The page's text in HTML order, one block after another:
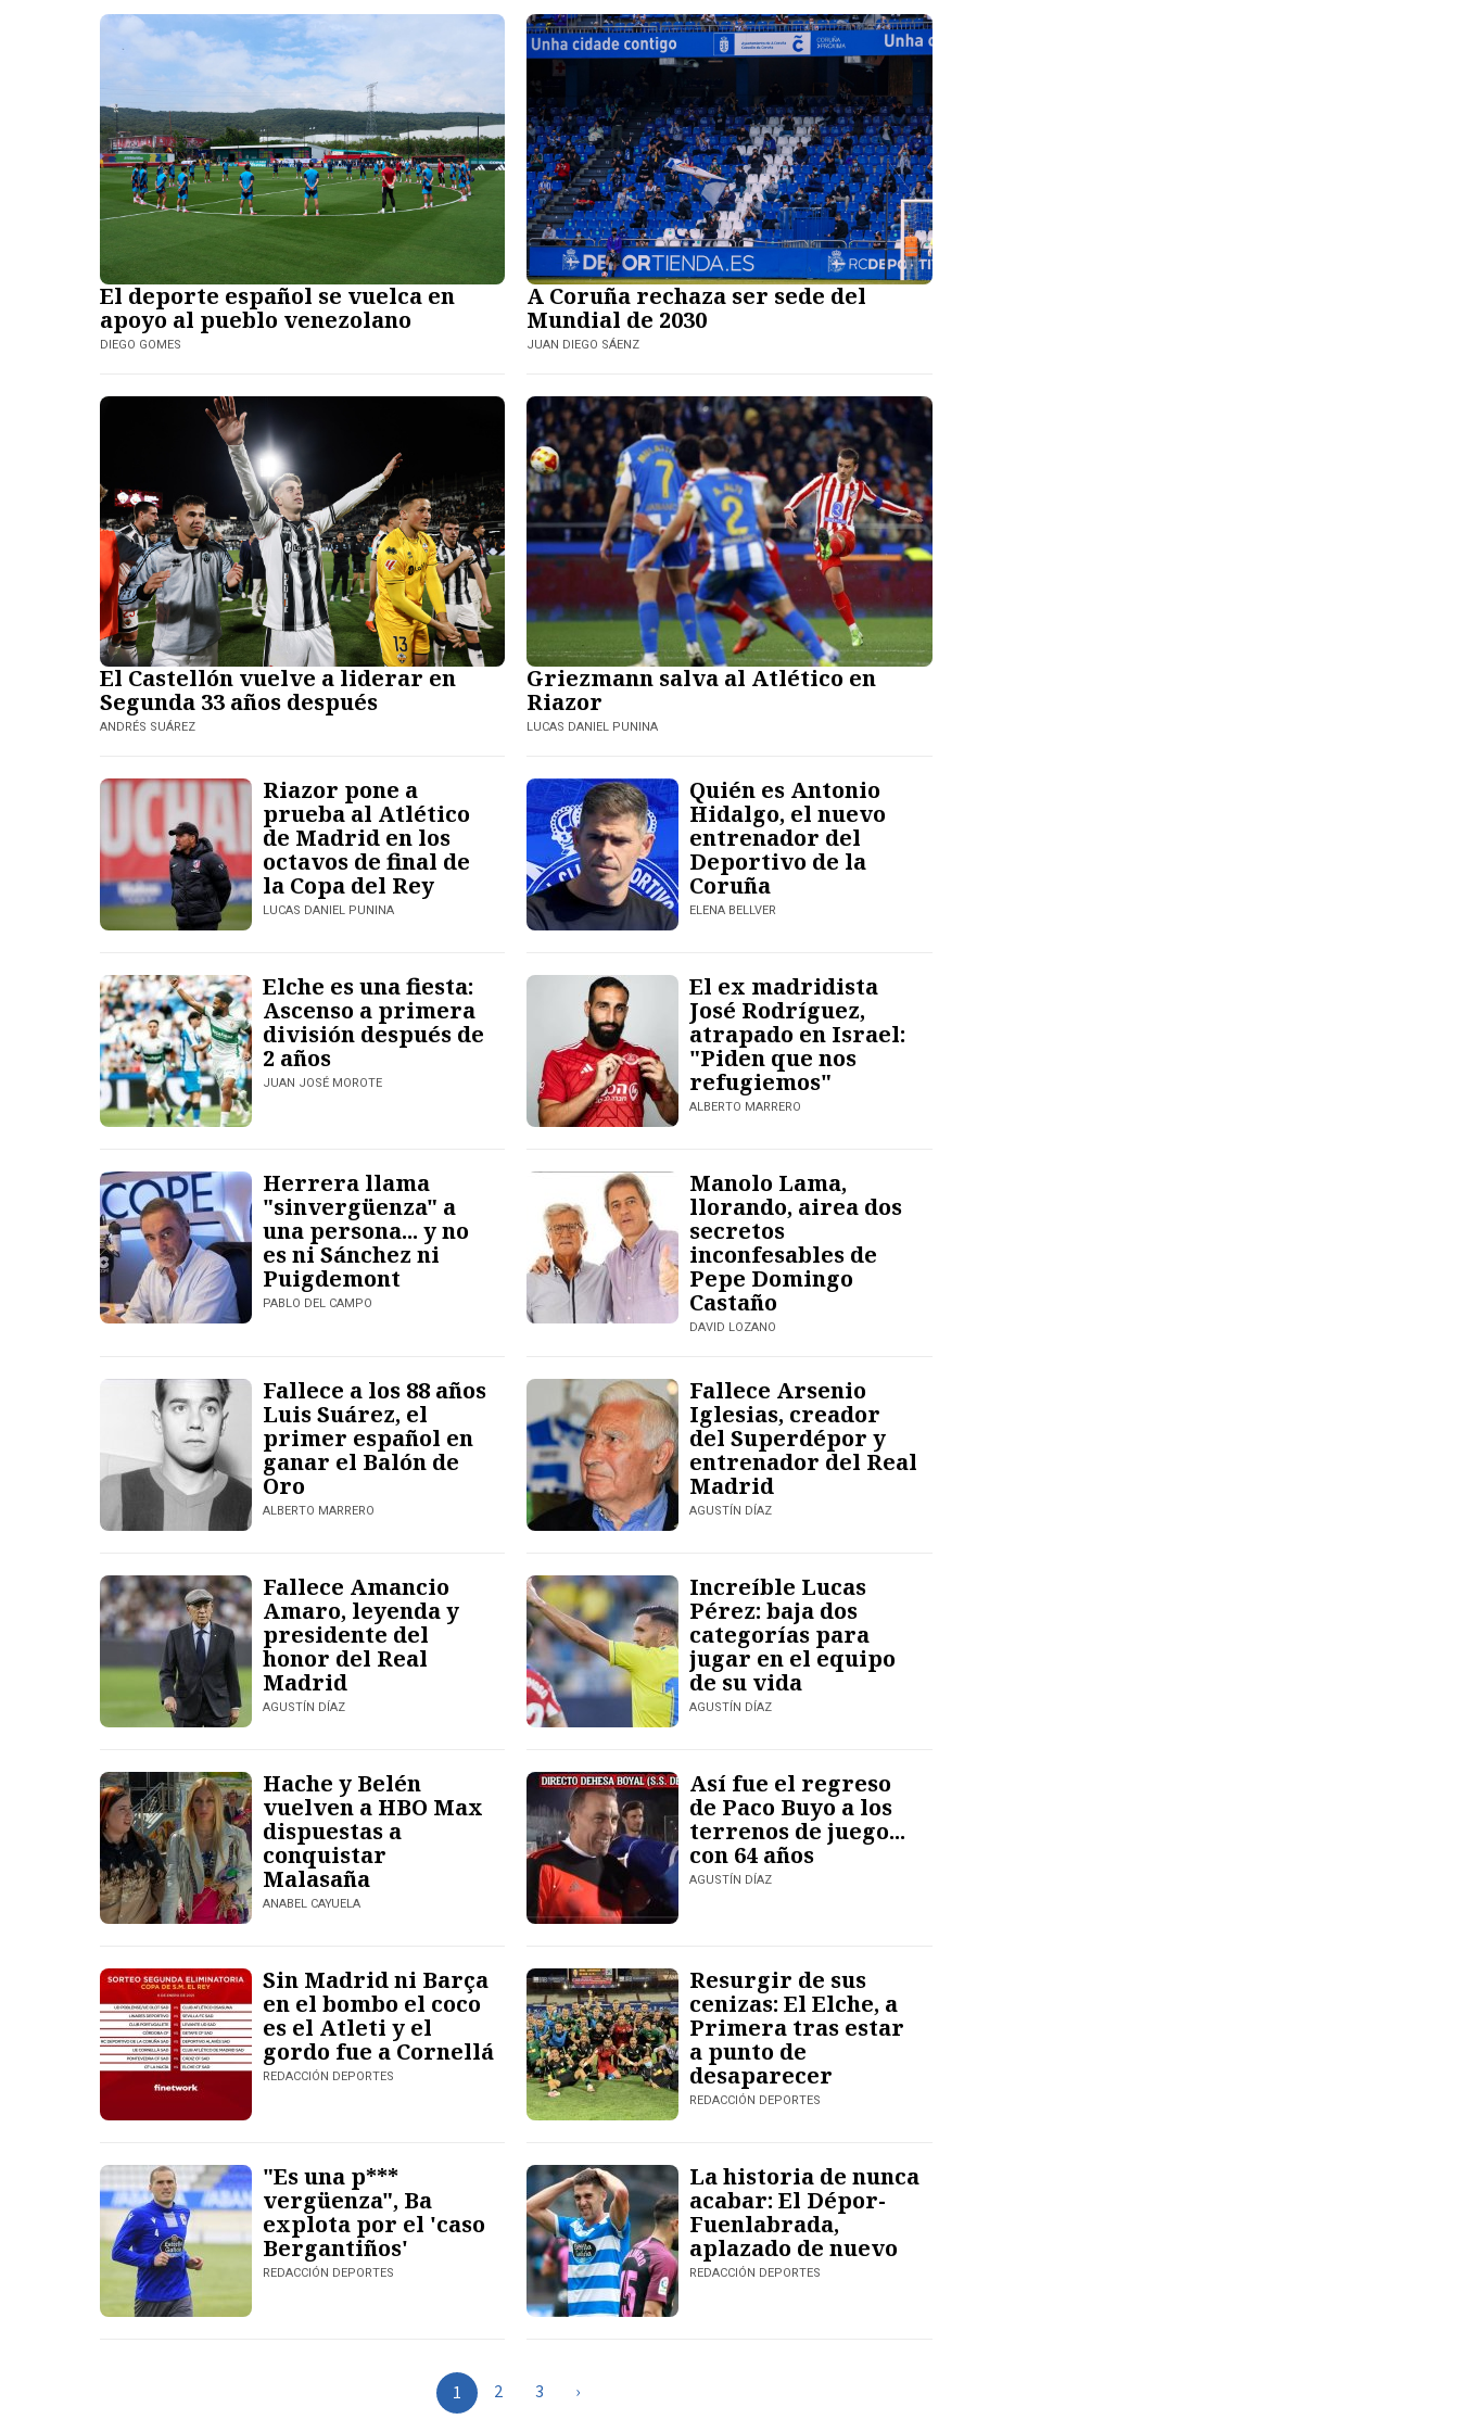
El deporte español se vuelca en
apoyo al pueblo venezolano
DIEGO GOMES
A Coruña rechaza ser sede del
Mundial de 2030
JUAN DIEGO SÁENZ
El Castellón vuelve a liderar en
Segunda 33 años después
ANDRÉS SUÁREZ
Griezmann salva al Atlético en
Riazor
LUCAS DANIEL PUNINA
Riazor pone a
prueba al Atlético
de Madrid en los
octavos de final de
la Copa del Rey
LUCAS DANIEL PUNINA
Quién es Antonio
Hidalgo, el nuevo
entrenador del
Deportivo de la
Coruña
ELENA BELLVER
Elche es una fiesta:
Ascenso a primera
división después de
2 años
JUAN JOSÉ MOROTE
El ex madridista
José Rodríguez,
atrapado en Israel:
"Piden que nos
refugiemos"
ALBERTO MARRERO
Herrera llama
"sinvergüenza" a
una persona... y no
es ni Sánchez ni
Puigdemont
PABLO DEL CAMPO
Manolo Lama,
llorando, airea dos
secretos
inconfesables de
Pepe Domingo
Castaño
DAVID LOZANO
Fallece a los 88 años
Luis Suárez, el
primer español en
ganar el Balón de
Oro
ALBERTO MARRERO
Fallece Arsenio
Iglesias, creador
del Superdépor y
entrenador del Real
Madrid
AGUSTÍN DÍAZ
Fallece Amancio
Amaro, leyenda y
presidente del
honor del Real
Madrid
AGUSTÍN DÍAZ
Increíble Lucas
Pérez: baja dos
categorías para
jugar en el equipo
de su vida
AGUSTÍN DÍAZ
Hache y Belén
vuelven a HBO Max
dispuestas a
conquistar
Malasaña
ANABEL CAYUELA
Así fue el regreso
de Paco Buyo a los
terrenos de juego...
con 64 años
AGUSTÍN DÍAZ
Sin Madrid ni Barça
en el bombo el coco
es el Atleti y el
gordo fue a Cornellá
REDACCIÓN DEPORTES
Resurgir de sus
cenizas: El Elche, a
Primera tras estar
a punto de
desaparecer
REDACCIÓN DEPORTES
"Es una p***
vergüenza", Ba
explota por el 'caso
Bergantiños'
REDACCIÓN DEPORTES
La historia de nunca
acabar: El Dépor-
Fuenlabrada,
aplazado de nuevo
REDACCIÓN DEPORTES
1 2 3 ›